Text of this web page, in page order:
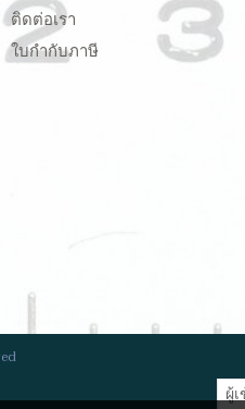
ติดต่อเรา
ใบกำกับภาษี
ผู้